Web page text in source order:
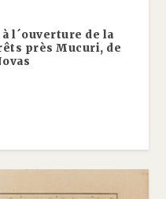
l´ouverture de la
près Mucuri, de